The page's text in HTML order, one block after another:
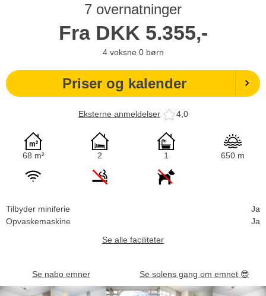
7 overnatninger
Fra DKK 5.355,-
4 voksne 0 børn
Priser og kalender
Eksterne anmeldelser 4,0
68 m² 2 1 650 m
Tilbyder miniferie
Ja
Opvaskemaskine
Ja
Se alle faciliteter
Se nabo emner Se solens gang om emnet 😎